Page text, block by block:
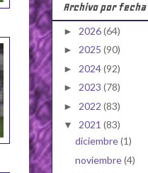
Archivo por fecha
► 2026(64)
► 2025 (90)
► 2024(92)
► 2023 (78)
► 2022 (83)
▼ 2021 (83)
diciembre(1)
noviembre(4)